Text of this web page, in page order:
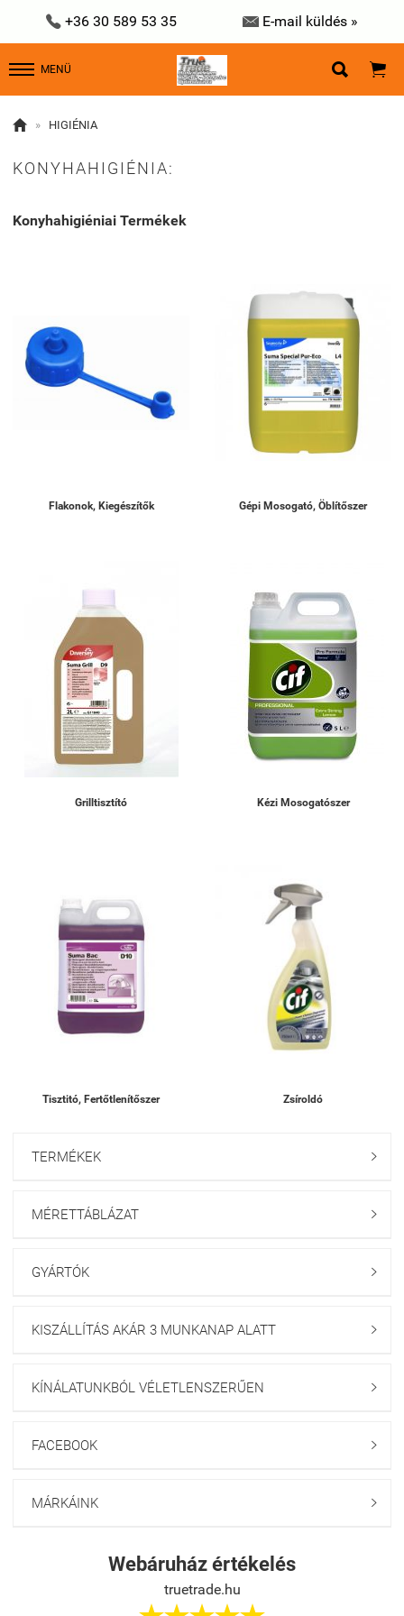
 +36 30 589 53 35  E-mail küldés »
MENÜ  
 » HIGIÉNIA
KONYHAHIGIÉNIA:
Konyhahigiéniai Termékek
Flakonok, Kiegészítők Gépi Mosogató, Öblítőszer
Grilltisztító Kézi Mosogatószer
Tisztitó, Fertőtlenítőszer Zsíroldó
TERMÉKEK 
MÉRETTÁBLÁZAT 
GYÁRTÓK 
KISZÁLLÍTÁS AKÁR 3 MUNKANAP ALATT 
KÍNÁLATUNKBÓL VÉLETLENSZERŰEN 
FACEBOOK 
MÁRKÁINK 
Webáruház értékelés
truetrade.hu